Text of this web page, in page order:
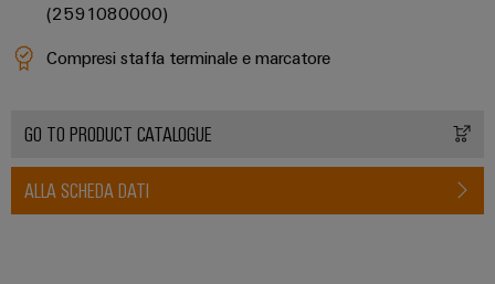
(2591080000)
Compresi staffa terminale e marcatore
GO TO PRODUCT CATALOGUE
ALLA SCHEDA DATI